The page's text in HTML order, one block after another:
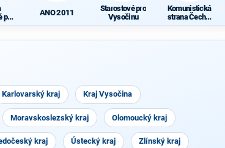
pro
ANO 2011
Starostové pro
Vysočinu
Komunistická
strana Čech a
Moravy
Karlovarský kraj Kraj Vysočina
Moravskoslezský kraj Olomoucký kraj
kraj Ústecký kraj Zlínský kraj